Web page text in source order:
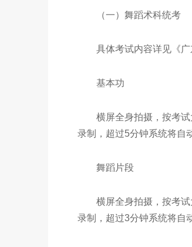
（一） 舞蹈术科统考
具体考试内容详见《广
基本功
横屏全身拍摄，按考试
录制，超过5分钟系统将自
舞蹈片段
横屏全身拍摄，按考试
录制，超过3分钟系统将自